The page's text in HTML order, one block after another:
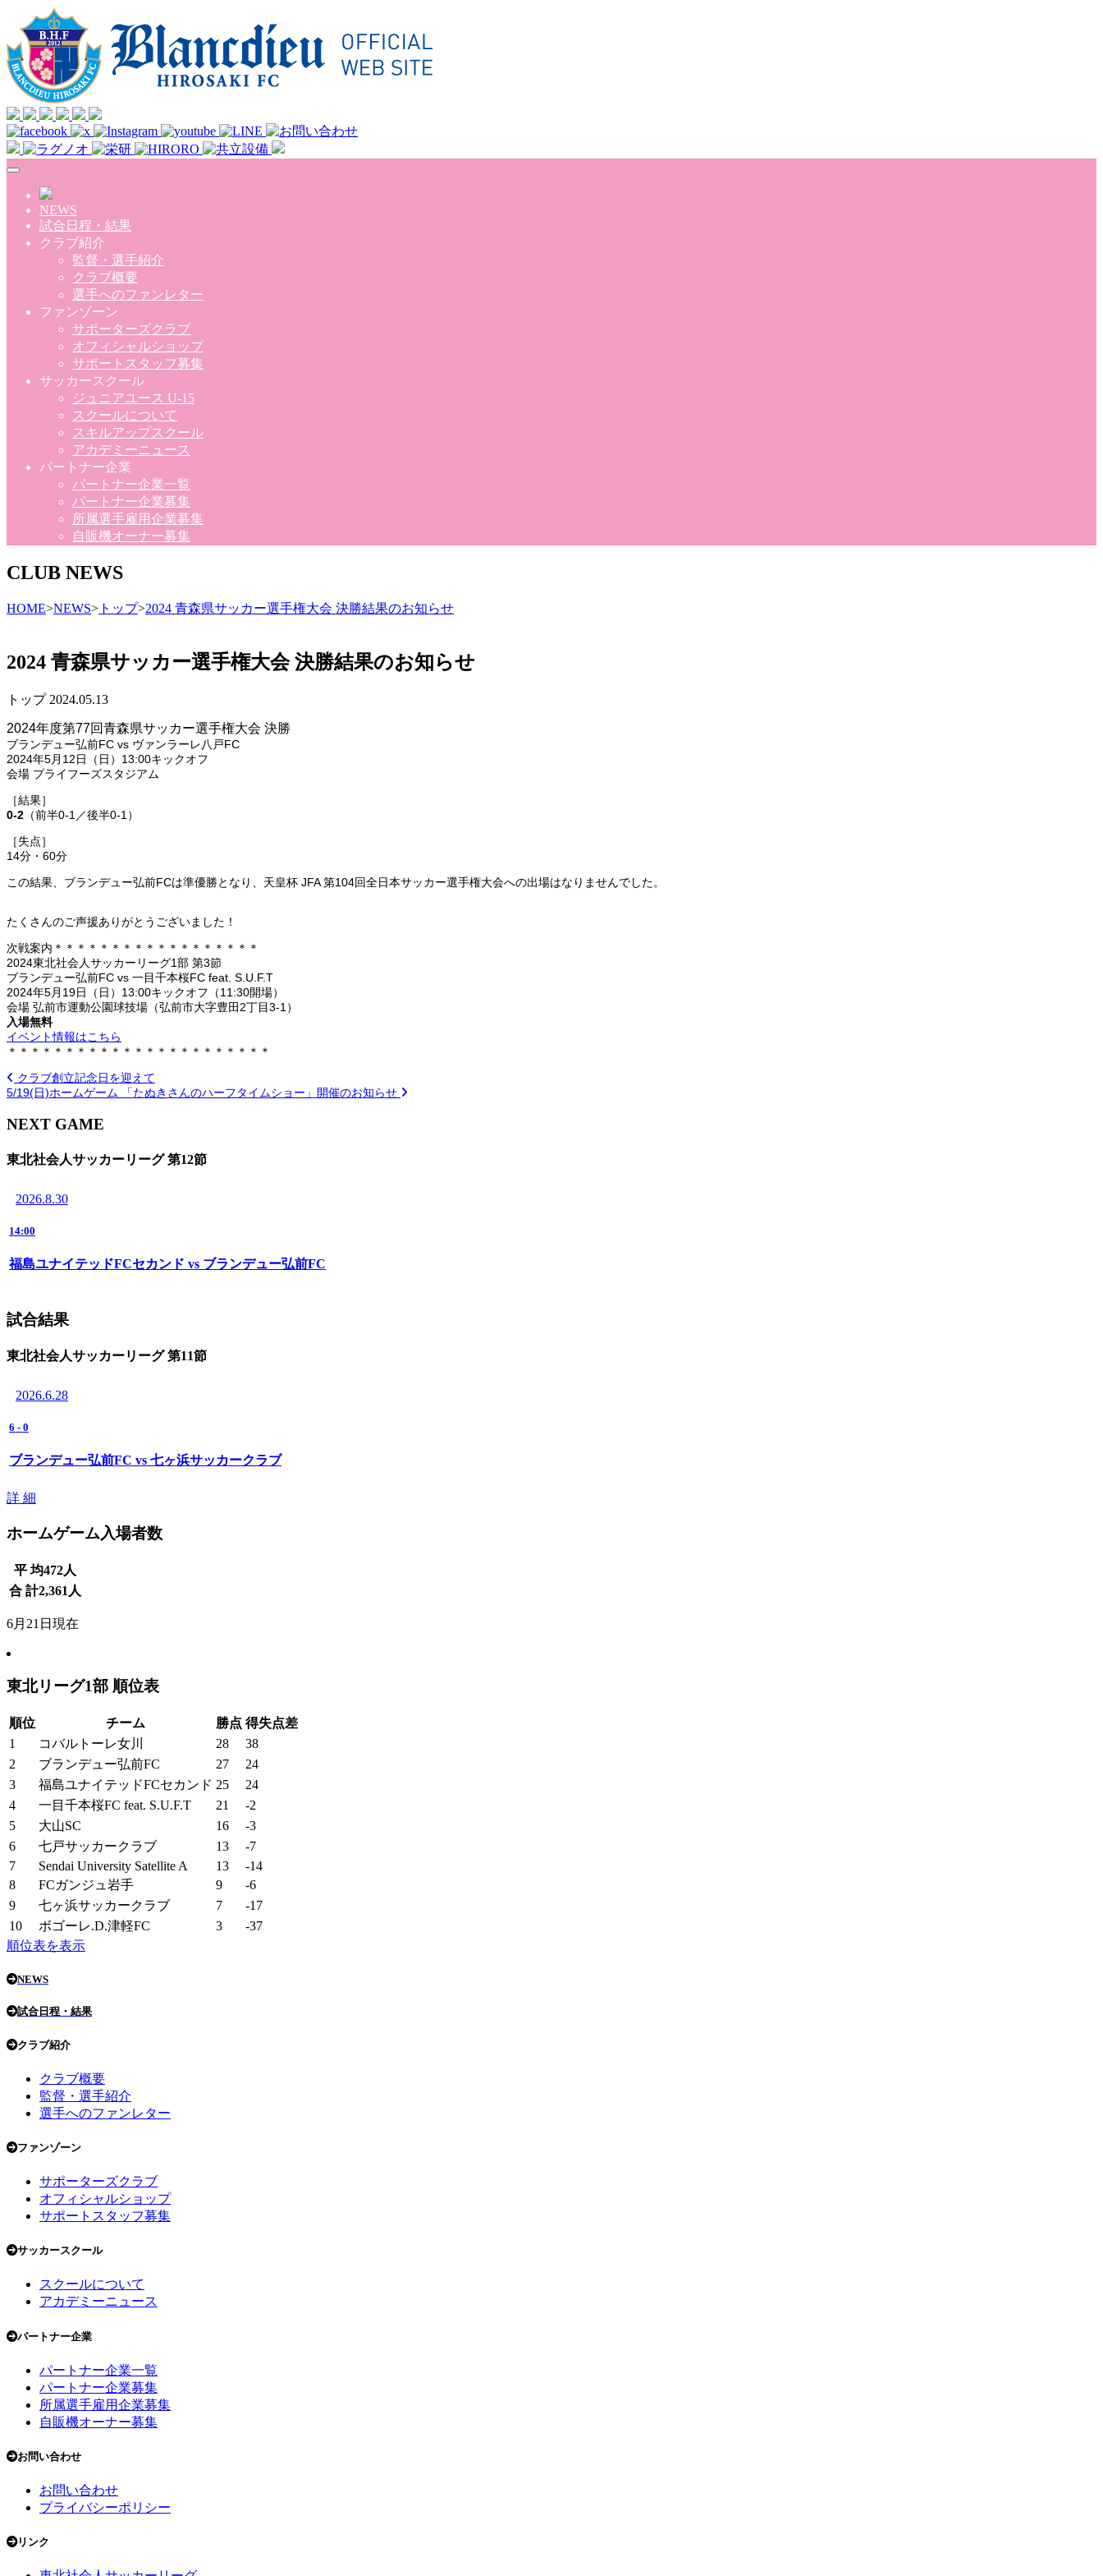
Skip to main content
NEWS
試合日程・結果
クラブ紹介
監督・選手紹介
クラブ概要
選手へのファンレター
ファンゾーン
サポーターズクラブ
オフィシャルショップ
サポートスタッフ募集
サッカースクール
ジュニアユース U-15
スクールについて
スキルアップスクール
アカデミーニュース
パートナー企業
パートナー企業一覧
パートナー企業募集
所属選手雇用企業募集
自販機オーナー募集
CLUB NEWS
HOME>NEWS> トップ>2024 青森県サッカー選手権大会 決勝結果のお知らせ
2024 青森県サッカー選手権大会 決勝結果のお知らせ
トップ 2024.05.13
2024年度第77回青森県サッカー選手権大会 決勝
ブランデュー弘前FC vs ヴァンラーレ八戸FC
2024年5月12日（日）13:00キックオフ
会場 プライフーズスタジアム
［結果］
0-2 （前半0-1／後半0-1）
［失点］
14分・60分
この結果、ブランデュー弘前FCは準優勝となり、天皇杯 JFA 第104回全日本サッカー選手権大会への出場はなりませんでした。
たくさんのご声援ありがとうございました！
次戦案内＊＊＊＊＊＊＊＊＊＊＊＊＊＊＊＊＊＊
2024東北社会人サッカーリーグ1部 第3節
ブランデュー弘前FC vs 一目千本桜FC feat. S.U.F.T
2024年5月19日（日）13:00キックオフ（11:30開場）
会場 弘前市運動公園球技場（弘前市大字豊田2丁目3-1）
入場無料
イベント情報はこちら
＊＊＊＊＊＊＊＊＊＊＊＊＊＊＊＊＊＊＊＊＊＊＊
クラブ創立記念日を迎えて
5/19(日)ホームゲーム 「たぬきさんのハーフタイムショー」開催のお知らせ
NEXT GAME
東北社会人サッカーリーグ 第12節
2026.8.30
14:00
福島ユナイテッドFCセカンド vs ブランデュー弘前FC
試合結果
東北社会人サッカーリーグ 第11節
2026.6.28
6 - 0
ブランデュー弘前FC vs 七ヶ浜サッカークラブ
詳 細
ホームゲーム入場者数
平 均472人
合 計2,361 人
6月21日現在
東北リーグ1部 順位表
順位 チーム 勝点 得失点差
1
コバルトーレ女川 28
38
2
ブランデュー弘前FC 27
24
3
福島ユナイテッドFCセカンド 25
24
4
一目千本桜FC feat. S.U.F.T 21
-2
5
大山SC 16
-3
6
七戸サッカークラブ 13
-7
7
Sendai University Satellite A 13
-14
8
FCガンジュ岩手 9
-6
9
七ヶ浜サッカークラブ 7
-17
10
ボゴーレ.D.津軽FC 3
-37
順位表を表示
NEWS
試合日程・結果
クラブ紹介
クラブ概要
監督・選手紹介
選手へのファンレター
ファンゾーン
サポーターズクラブ
オフィシャルショップ
サポートスタッフ募集
サッカースクール
スクールについて
アカデミーニュース
パートナー企業
パートナー企業一覧
パートナー企業募集
所属選手雇用企業募集
自販機オーナー募集
お問い合わせ
お問い合わせ
プライバシーポリシー
リンク